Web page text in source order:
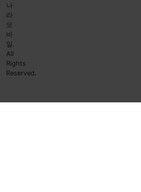
나
라
모
바
일.
All
Rights
Reserved.